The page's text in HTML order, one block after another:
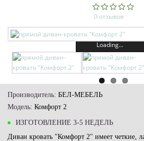
0 отзывов
Loading...
Производитель: БЕЛ-МЕБЕЛЬ
Модель: Комфорт 2
ИЗГОТОВЛЕНИЕ 3-5 НЕДЕЛЬ
Диван кровать "Комфорт 2" имеет четкие,